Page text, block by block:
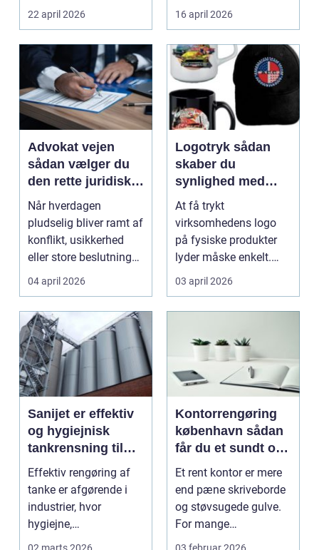
starter det med
hyggedrik på ...
22 april 2026
elektrik...
16 april 2026
Advokat vejen
sådan vælger du
den rette juridiske
hjælp lokalt
Når hverdagen
pludselig bliver ramt af
konflikt, usikkerhed
eller store beslutninger,
kan en lokal a...
04 april 2026
Logotryk sådan
skaber du
synlighed med
simple midler
At få trykt
virksomhedens logo
på fysiske produkter
lyder måske enkelt.
Men gjort rigtigt kan
logotr...
03 april 2026
Sanijet er effektiv
og hygiejnisk
tankrensning til
krævende
industrier
Effektiv rengøring af
tanke er afgørende i
industrier, hvor
hygiejne,
driftssikkerhed ...
Kontorrengøring
københavn sådan
får du et sundt og
præsentabelt
arbejdsmiljø
Et rent kontor er mere
end pæne skriveborde
og støvsugede gulve.
For mange
virksomheder i